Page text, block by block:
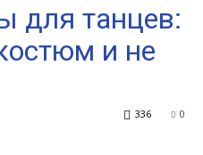
для танцев:
и не
0
336